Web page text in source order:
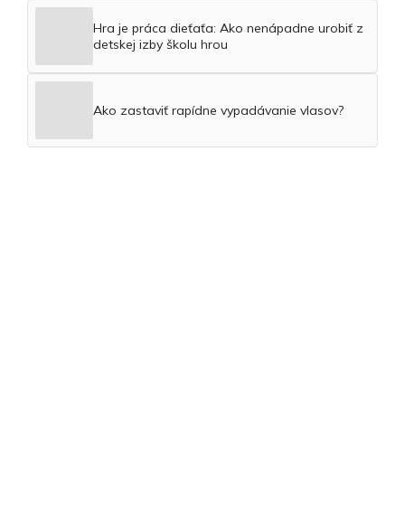
Hra je práca dieťaťa: Ako nenápadne urobiť z
detskej izby školu hrou
Ako zastaviť rapídne vypadávanie vlasov?